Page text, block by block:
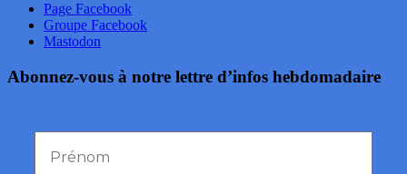
Page Facebook
Groupe Facebook
Mastodon
Abonnez-vous à notre lettre d’infos hebdomadaire